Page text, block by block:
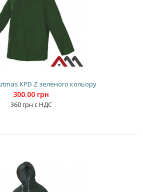
KPD Z зеленого кольору
300.00 грн
360 грн с НДС